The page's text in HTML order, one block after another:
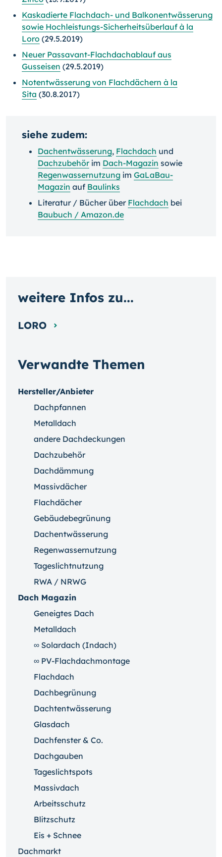
Kaskadierte Flachdach- und Balkonentwässerung
sowie Hochleistungs-Sicherheitsüberlauf à la
Loro (29.5.2019)
Neuer Passavant-Flachdachablauf aus
Gusseisen (29.5.2019)
Notentwässerung von Flachdächern à la
Sita (30.8.2017)
siehe zudem:
Dachentwässerung, Flachdach und
Dachzubehörim Dach-Magazin sowie
Regenwassernutzung im GaLaBau-
Magazin auf Baulinks
Literatur / Bücher über Flachdach bei
Baubuch / Amazon.de
Verwandte Themen
Hersteller/Anbieter
Dachpfannen
Metalldach
andere Dachdeckungen
Dachzubehör
Dachdämmung
Massivdächer
Flachdächer
Gebäudebegrünung
Dachentwässerung
Regenwassernutzung
Tageslichtnutzung
RWA / NRWG
Dach Magazin
Geneigtes Dach
Metalldach
∞ Solardach (Indach)
∞ PV-Flachdachmontage
Flachdach
Dachbegrünung
Dachtentwässerung
Glasdach
Dachfenster & Co.
Dachgauben
Tageslichtspots
Massivdach
Arbeitsschutz
Blitzschutz
Eis + Schnee
Dachmarkt
weitere Infos zu...
LORO